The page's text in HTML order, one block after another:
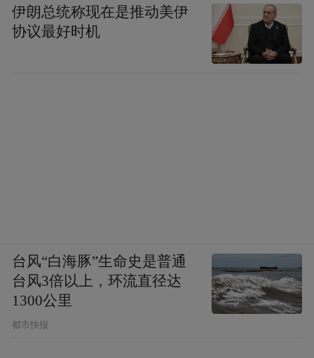
伊朗总统称现在是推动美伊
协议最好时机
台风“白海豚”生命史是普通
台风3倍以上，环流直径达
1300公里
都市快报